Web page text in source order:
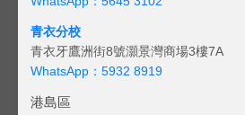
青衣分校
青衣牙鷹洲街8號灝景灣商場3樓7A
WhatsApp：5932 8919
港島區